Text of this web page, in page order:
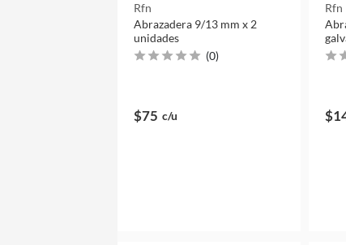
Rfn
Abrazadera 9/13 mm x 2
unidades
(0)
$75 c/u
Rfn